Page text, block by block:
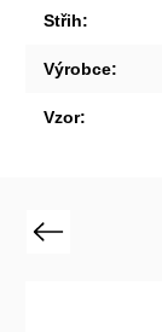
Střih:
Výrobce:
Vzor:
Previous